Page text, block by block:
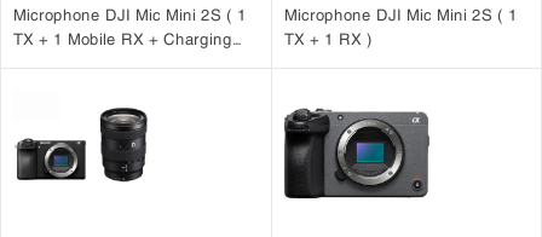
Microphone DJI Mic Mini 2S ( 1
TX + 1 Mobile RX + Charging
Microphone DJI Mic Mini 2S ( 1
TX + 1 RX )